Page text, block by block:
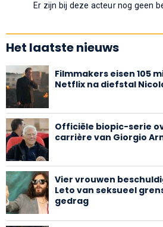
Er zijn bij deze acteur nog geen
Het laatste nieuws
Filmmakers eisen 105
Netflix na diefstal
Officiële biopic-serie
carrière van Giorgio
Vier vrouwen
Leto van seksueel
gedrag